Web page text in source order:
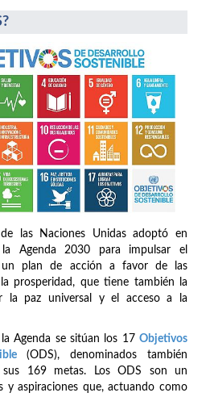
las Naciones Unidas adoptó en
Agenda 2030 para impulsar el
un plan de acción a favor de las
prosperidad, que tiene también la
la paz universal y el acceso a la
Agenda se sitúan los 17 Objetivos
(ODS), denominados también
sus 169 metas. Los ODS son un
y aspiraciones que, actuando como